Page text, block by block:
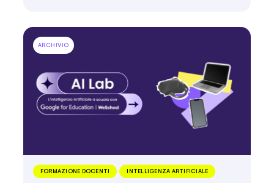
ARCHIVIO
FORMAZIONE DOCENTI INTELLIGENZA ARTIFICIALE